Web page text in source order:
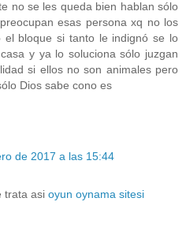
no se les queda bien hablan sólo
esas persona xq no los
bloque si tanto le indignó se lo
y ya lo soluciona sólo juzgan
si ellos no son animales pero
Dios sabe cono es
de 2017 a las 15:44
trata asi oyun oynama sitesi